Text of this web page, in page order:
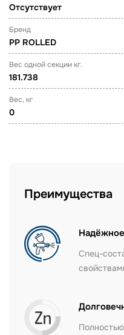
Отсутствует
Бренд
PP ROLLED
Вес одной секции кг.
181.738
Вес, кг
0
Преимущества
Спец-